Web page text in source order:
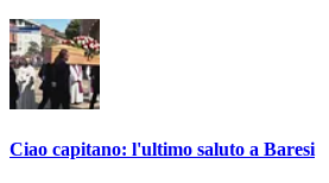
Ciao capitano: l'ultimo saluto a Baresi